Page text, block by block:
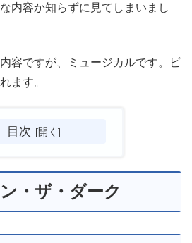
内容か知らずに見てしまいまし
容ですが、ミュージカルです。ビ
ます。
目次
・ザ・ダーク